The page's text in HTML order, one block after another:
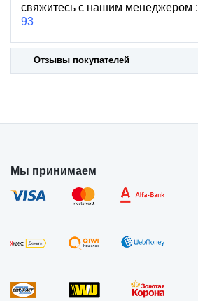
свяжитесь с нашим менеджером :
93
Отзывы покупателей
Мы принимаем